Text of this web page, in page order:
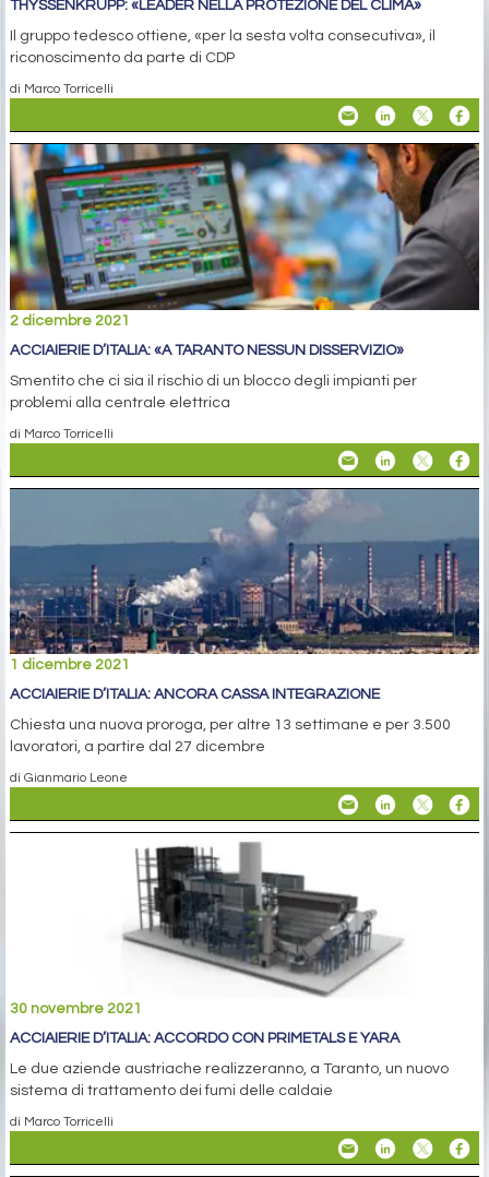
THYSSENKRUPP: «LEADER NELLA PROTEZIONE DEL CLIMA»
Il gruppo tedesco ottiene, «per la sesta volta consecutiva», il
riconoscimento da parte di CDP
di Marco Torricelli
2 dicembre 2021
ACCIAIERIE D’ITALIA: «A TARANTO NESSUN DISSERVIZIO»
Smentito che ci sia il rischio di un blocco degli impianti per
problemi alla centrale elettrica
di Marco Torricelli
1 dicembre 2021
ACCIAIERIE D’ITALIA: ANCORA CASSA INTEGRAZIONE
Chiesta una nuova proroga, per altre 13 settimane e per 3.500
lavoratori, a partire dal 27 dicembre
di Gianmario Leone
30 novembre 2021
ACCIAIERIE D’ITALIA: ACCORDO CON PRIMETALS E YARA
Le due aziende austriache realizzeranno, a Taranto, un nuovo
sistema di trattamento dei fumi delle caldaie
di Marco Torricelli